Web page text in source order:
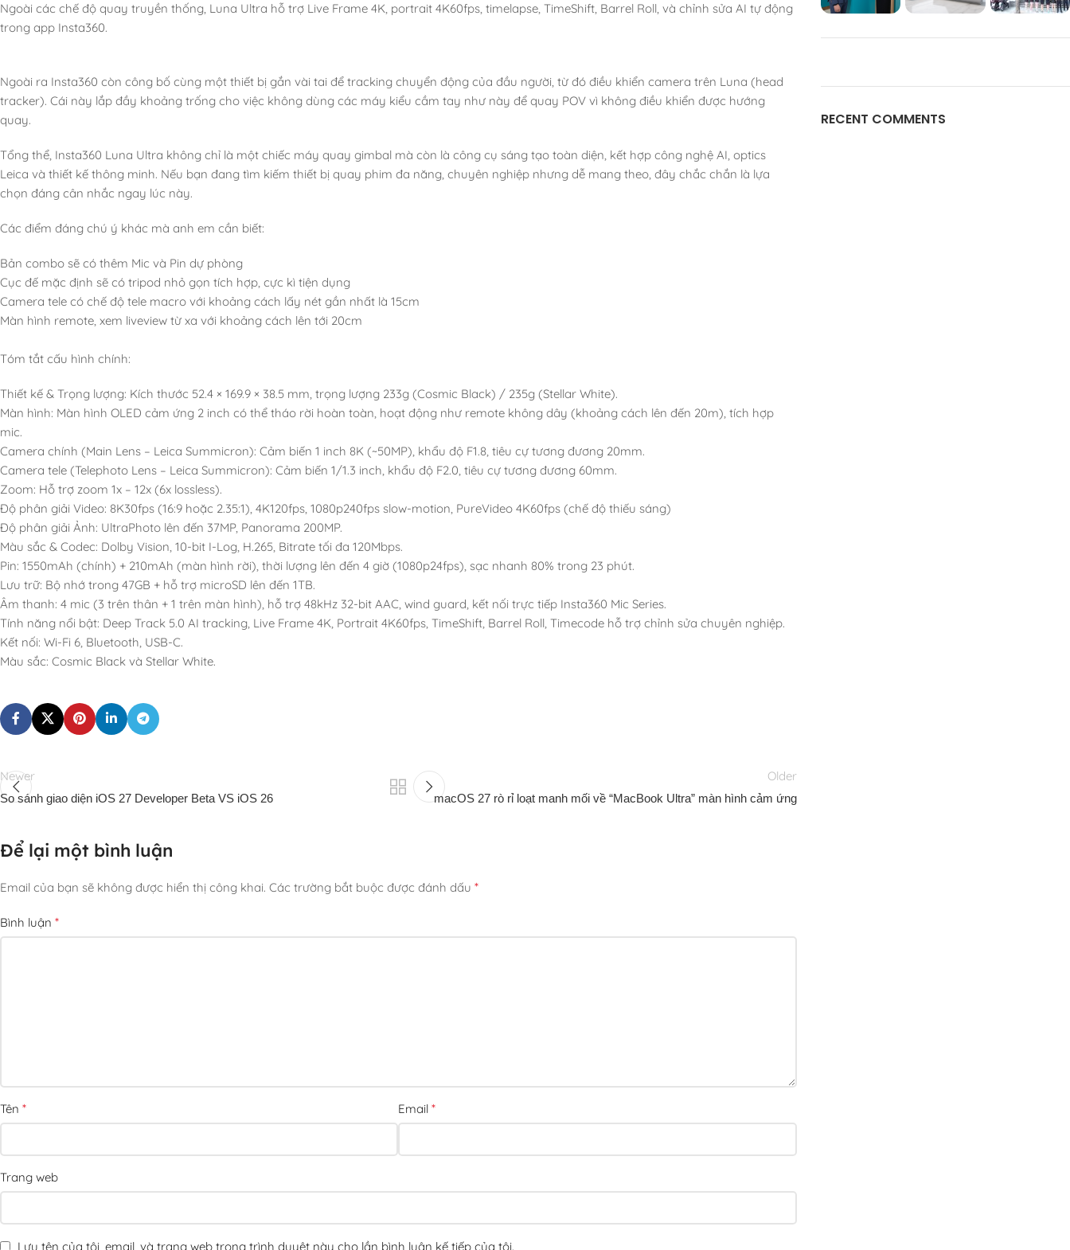
Ngoài các chế độ quay truyền thống, Luna Ultra hỗ trợ Live Frame 4K, portrait 4K60fps, timelapse, TimeShift, Barrel Roll, và chỉnh sửa AI tự động
trong app Insta360.
Ngoài ra Insta360 còn công bố cùng một thiết bị gắn vài tai để tracking chuyển động của đầu người, từ đó điều khiển camera trên Luna (head
tracker). Cái này lắp đầy khoảng trống cho việc không dùng các máy kiểu cầm tay như này để quay POV vì không điều khiển được hướng
quay.
Tổng thể, Insta360 Luna Ultra không chỉ là một chiếc máy quay gimbal mà còn là công cụ sáng tạo toàn diện, kết hợp công nghệ AI, optics
Leica và thiết kế thông minh. Nếu bạn đang tìm kiếm thiết bị quay phim đa năng, chuyên nghiệp nhưng dễ mang theo, đây chắc chắn là lựa
chọn đáng cân nhắc ngay lúc này.
Các điểm đáng chú ý khác mà anh em cần biết:
Bản combo sẽ có thêm Mic và Pin dự phòng
Cục đế mặc định sẽ có tripod nhỏ gọn tích hợp, cực kì tiện dụng
Camera tele có chế độ tele macro với khoảng cách lấy nét gần nhất là 15cm
Màn hình remote, xem liveview từ xa với khoảng cách lên tới 20cm
Tóm tắt cấu hình chính:
Thiết kế & Trọng lượng: Kích thước 52.4 × 169.9 × 38.5 mm, trọng lượng 233g (Cosmic Black) / 235g (Stellar White).
Màn hình: Màn hình OLED cảm ứng 2 inch có thể tháo rời hoàn toàn, hoạt động như remote không dây (khoảng cách lên đến 20m), tích hợp
mic.
Camera chính (Main Lens – Leica Summicron): Cảm biến 1 inch 8K (~50MP), khẩu độ F1.8, tiêu cự tương đương 20mm.
Camera tele (Telephoto Lens – Leica Summicron): Cảm biến 1/1.3 inch, khẩu độ F2.0, tiêu cự tương đương 60mm.
Zoom: Hỗ trợ zoom 1x – 12x (6x lossless).
Độ phân giải Video: 8K30fps (16:9 hoặc 2.35:1), 4K120fps, 1080p240fps slow-motion, PureVideo 4K60fps (chế độ thiếu sáng)
Độ phân giải Ảnh: UltraPhoto lên đến 37MP, Panorama 200MP.
Màu sắc & Codec: Dolby Vision, 10-bit I-Log, H.265, Bitrate tối đa 120Mbps.
Pin: 1550mAh (chính) + 210mAh (màn hình rời), thời lượng lên đến 4 giờ (1080p24fps), sạc nhanh 80% trong 23 phút.
Lưu trữ: Bộ nhớ trong 47GB + hỗ trợ microSD lên đến 1TB.
Âm thanh: 4 mic (3 trên thân + 1 trên màn hình), hỗ trợ 48kHz 32-bit AAC, wind guard, kết nối trực tiếp Insta360 Mic Series.
Tính năng nổi bật: Deep Track 5.0 AI tracking, Live Frame 4K, Portrait 4K60fps, TimeShift, Barrel Roll, Timecode hỗ trợ chỉnh sửa chuyên nghiệp.
Kết nối: Wi-Fi 6, Bluetooth, USB-C.
Màu sắc: Cosmic Black và Stellar White.
Newer
So sánh giao diện iOS 27 Developer Beta VS iOS 26
Older
macOS 27 rò rỉ loạt manh mối về “MacBook Ultra” màn hình cảm ứng
Để lại một bình luận
Email của bạn sẽ không được hiển thị công khai. Các trường bắt buộc được đánh dấu *
Bình luận *
Tên * Email*
Trang web
Lưu tên của tôi, email, và trang web trong trình duyệt này cho lần bình luận kế tiếp của tôi.
RECENT COMMENTS